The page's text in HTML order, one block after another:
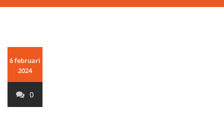
6 februari
2024
0